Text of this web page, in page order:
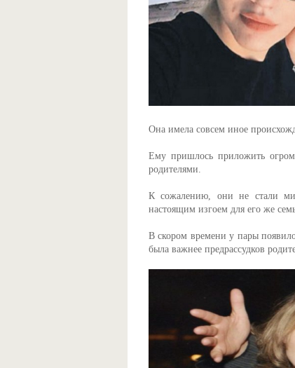
Она имела совсем иное
Ему пришлось приложить
родителями.
К сожалению, они не стали
настоящим изгоем для его же
В скором времени у пары
была важнее предрассудков